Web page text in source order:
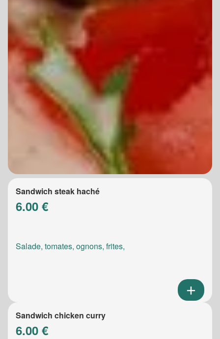
Sandwich steak haché
6.00 €
Salade, tomates, ognons, frites,
Sandwich chicken curry
6.00 €